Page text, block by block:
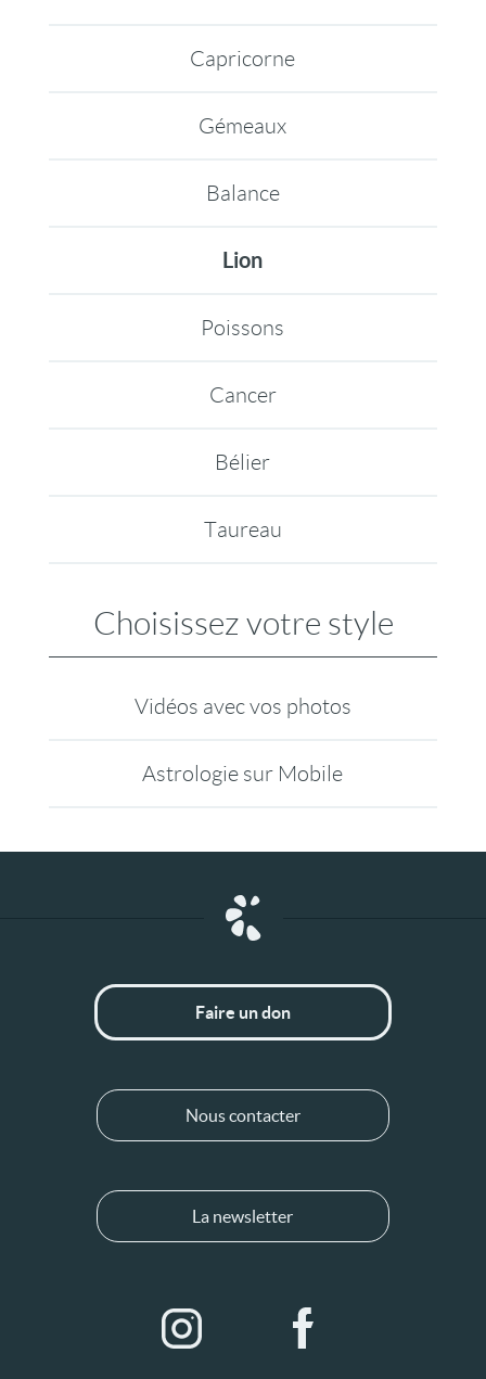
Capricorne
Gémeaux
Balance
Lion
Poissons
Cancer
Bélier
Taureau
Choisissez votre style
Vidéos avec vos photos
Astrologie sur Mobile
Faire un don
Nous contacter
La newsletter